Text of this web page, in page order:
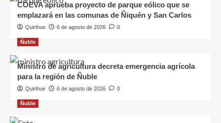
COEVA aprueba proyecto de parque eólico que se
emplazará en las comunas de Ñiquén y San Carlos
Quirihue 6 de agosto de 2026 0
Ñuble
Ministro de agricultura decreta emergencia agrícola
para la región de Ñuble
Quirihue 6 de agosto de 2026 0
Ñuble